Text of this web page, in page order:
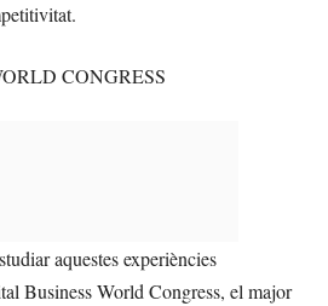
CONGRESS
aquestes experiències
Business World Congress, el major